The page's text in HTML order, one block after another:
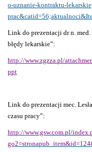
o-uznanie-kontraktu-
Link do prezentacji dr n.
błędy lekarskie”:
http://www.zgzza.pl/
ppt
Link do prezentacji mec.
czasu pracy”:
http://www.gsw.com.pl/